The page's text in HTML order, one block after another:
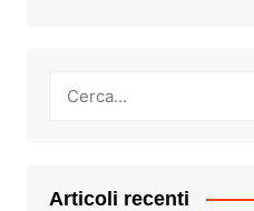
Articoli recenti